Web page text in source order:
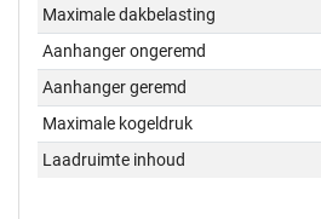
Maximale dakbelasting
Aanhanger ongeremd
Aanhanger geremd
Maximale kogeldruk
Laadruimte inhoud